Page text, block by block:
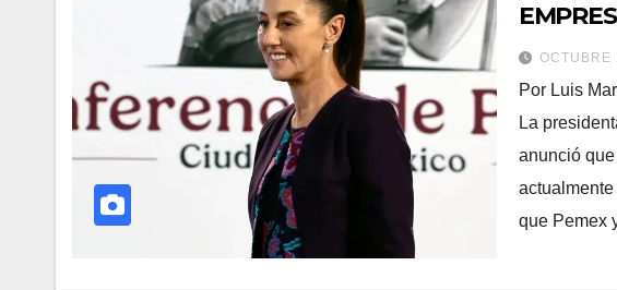
OCTUBRE
Por Luis
La
anunció
que Pemex